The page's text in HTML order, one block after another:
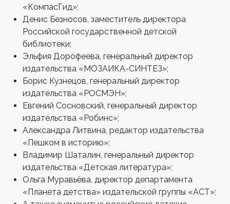
«КомпасГид»;
Денис Безносов, заместитель директора
Российской государственной детской
библиотеки;
Эльфия Дорофеева, генеральный директор
издательства «МОЗАИКА-СИНТЕЗ»;
Борис Кузнецов, генеральный директор
издательства «РОСМЭН»;
Евгений Сосновский, генеральный директор
издательства «Робинс»;
Александра Литвина, редактор издательства
«Пешком в историю»;
Владимир Шаталин, генеральный директор
издательства «Детская литература»;
Ольга Муравьёва, директор департамента
«Планета детства» издательской группы «АСТ»;